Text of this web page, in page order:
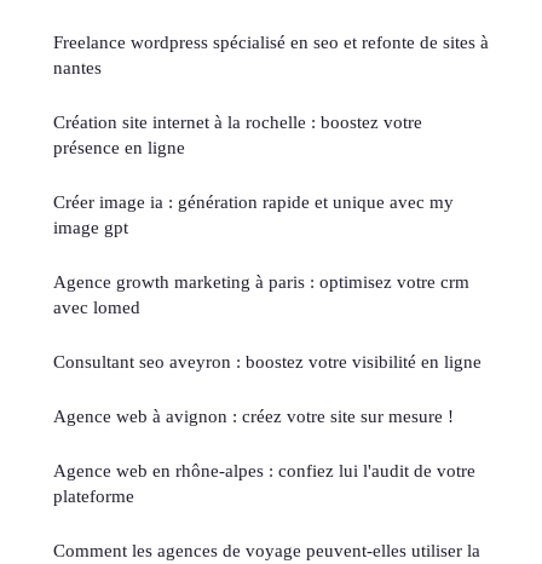
Freelance wordpress spécialisé en seo et refonte de sites à
nantes
Création site internet à la rochelle : boostez votre
présence en ligne
Créer image ia : génération rapide et unique avec my
image gpt
Agence growth marketing à paris : optimisez votre crm
avec lomed
Consultant seo aveyron : boostez votre visibilité en ligne
Agence web à avignon : créez votre site sur mesure !
Agence web en rhône-alpes : confiez lui l'audit de votre
plateforme
Comment les agences de voyage peuvent-elles utiliser la